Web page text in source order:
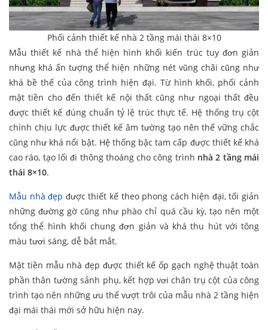
Phối cảnh thiết kế nhà 2 tầng mái thái 8×10
Mẫu thiết kế nhà thể hiện hình khối kiến trúc tuy đơn giản
nhưng khá ấn tượng thể hiện những nét vũng chãi cũng như
khá bề thế của công trình hiện đại. Từ hình khối, phối cảnh
mặt tiền cho đến thiết kế nội thất cũng như ngoại thất đều
được thiết kế đúng chuẩn tỷ lệ trúc thực tế. Hệ thống trụ cột
chính chịu lực được thiết kế âm tường tạo nên thế vững chắc
cũng như khá nổi bật. Hệ thống bậc tam cấp được thiết kế khá
cao ráo, tạo lối đi thông thoáng cho công trình nhà 2 tầng mái
thái 8×10.
Mẫu nhà đẹp được thiết kế theo phong cách hiện đại, tối giản
những đường gờ cũng như phào chỉ quá cầu kỳ, tạo nên một
tổng thể hình khối chung đơn giản và khá thu hút với tông
màu tươi sáng, dễ bắt mắt.
Mặt tiền mẫu nhà đẹp được thiết kế ốp gạch nghệ thuật toàn
phần thân tường sảnh phụ, kết hợp vơi chân trụ cột của công
trình tạo nên những ưu thế vượt trôi của mẫu nhà 2 tầng hiện
đại mái thái mới sở hữu hiện nay.